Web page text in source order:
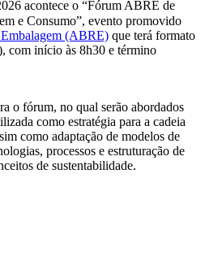
acontece o “Fórum ABRE de
e Consumo”, evento promovido
(ABRE) que terá formato
com início às 8h30 e término
o fórum, no qual serão abordados
como estratégia para a cadeia
como adaptação de modelos de
processos e estruturação de
de sustentabilidade.